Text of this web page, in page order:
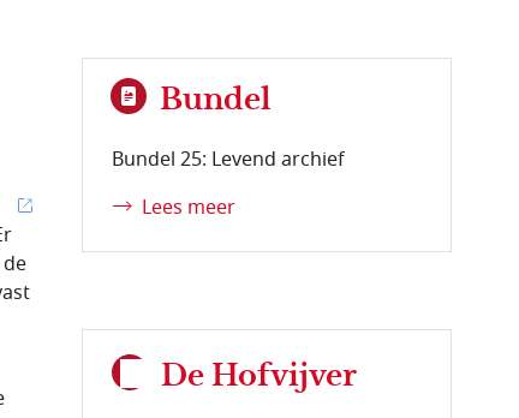
Bundel
Bundel 25: Levend archief
Lees meer
De Hofvijver